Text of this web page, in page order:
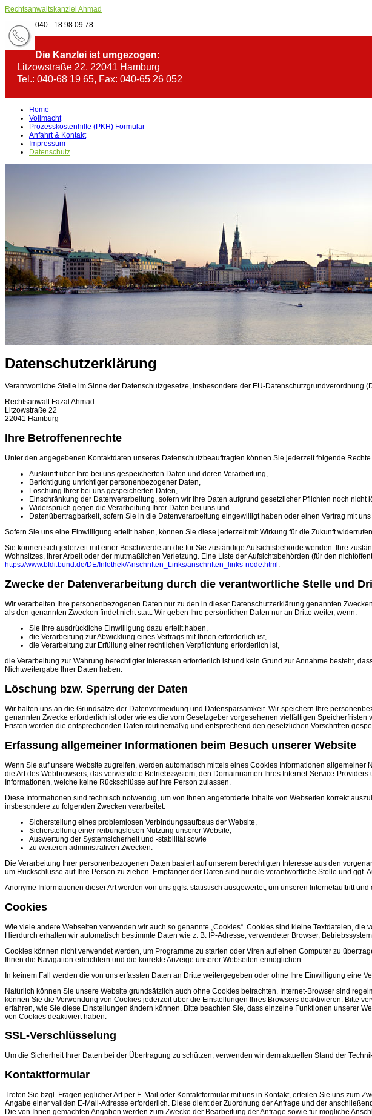
Rechtsanwaltskanzlei Ahmad
040 - 18 98 09 78
Die Kanzlei ist umgezogen:
Litzowstraße 22, 22041 Hamburg
Tel.: 040-68 19 65, Fax: 040-65 26 052
Home
Vollmacht
Prozesskostenhilfe (PKH) Formular
Anfahrt & Kontakt
Impressum
Datenschutz
Datenschutzerklärung
Verantwortliche Stelle im Sinne der Datenschutzgesetze, insbesondere der EU-Datenschutzgrundverordnung
Rechtsanwalt Fazal Ahmad
Litzowstraße 22
22041 Hamburg
Ihre Betroffenenrechte
Unter den angegebenen Kontaktdaten unseres Datenschutzbeauftragten können Sie jederzeit folgende
Auskunft über Ihre bei uns gespeicherten Daten und deren Verarbeitung,
Berichtigung unrichtiger personenbezogener Daten,
Löschung Ihrer bei uns gespeicherten Daten,
Einschränkung der Datenverarbeitung, sofern wir Ihre Daten aufgrund gesetzlicher Pflichten noch nicht
Widerspruch gegen die Verarbeitung Ihrer Daten bei uns und
Datenübertragbarkeit, sofern Sie in die Datenverarbeitung eingewilligt haben oder einen Vertrag mit
Sofern Sie uns eine Einwilligung erteilt haben, können Sie diese jederzeit mit Wirkung für die Zukunft
Sie können sich jederzeit mit einer Beschwerde an die für Sie zuständige Aufsichtsbehörde wenden. Ihre
Wohnsitzes, Ihrer Arbeit oder der mutmaßlichen Verletzung. Eine Liste der Aufsichtsbehörden (für den
https://www.bfdi.bund.de/DE/Infothek/Anschriften_Links/anschriften_links-node.html .
Zwecke der Datenverarbeitung durch die verantwortliche Stelle und
Wir verarbeiten Ihre personenbezogenen Daten nur zu den in dieser Datenschutzerklärung genannten
als den genannten Zwecken findet nicht statt. Wir geben Ihre persönlichen Daten nur an Dritte weiter, wenn:
Sie Ihre ausdrückliche Einwilligung dazu erteilt haben,
die Verarbeitung zur Abwicklung eines Vertrags mit Ihnen erforderlich ist,
die Verarbeitung zur Erfüllung einer rechtlichen Verpflichtung erforderlich ist,
die Verarbeitung zur Wahrung berechtigter Interessen erforderlich ist und kein Grund zur Annahme besteht,
Nichtweitergabe Ihrer Daten haben.
Löschung bzw. Sperrung der Daten
Wir halten uns an die Grundsätze der Datenvermeidung und Datensparsamkeit. Wir speichern Ihre
genannten Zwecke erforderlich ist oder wie es die vom Gesetzgeber vorgesehenen vielfältigen
Fristen werden die entsprechenden Daten routinemäßig und entsprechend den gesetzlichen Vorschriften
Erfassung allgemeiner Informationen beim Besuch unserer Website
Wenn Sie auf unsere Website zugreifen, werden automatisch mittels eines Cookies Informationen allgemeiner
die Art des Webbrowsers, das verwendete Betriebssystem, den Domainnamen Ihres Internet-Service-
Informationen, welche keine Rückschlüsse auf Ihre Person zulassen.
Diese Informationen sind technisch notwendig, um von Ihnen angeforderte Inhalte von Webseiten korrekt
insbesondere zu folgenden Zwecken verarbeitet:
Sicherstellung eines problemlosen Verbindungsaufbaus der Website,
Sicherstellung einer reibungslosen Nutzung unserer Website,
Auswertung der Systemsicherheit und -stabilität sowie
zu weiteren administrativen Zwecken.
Die Verarbeitung Ihrer personenbezogenen Daten basiert auf unserem berechtigten Interesse aus den
um Rückschlüsse auf Ihre Person zu ziehen. Empfänger der Daten sind nur die verantwortliche Stelle und ggf.
Anonyme Informationen dieser Art werden von uns ggfs. statistisch ausgewertet, um unseren Internetauftritt
Cookies
Wie viele andere Webseiten verwenden wir auch so genannte „Cookies“. Cookies sind kleine Textdateien, die
Hierdurch erhalten wir automatisch bestimmte Daten wie z. B. IP-Adresse, verwendeter Browser,
Cookies können nicht verwendet werden, um Programme zu starten oder Viren auf einen Computer zu
Ihnen die Navigation erleichtern und die korrekte Anzeige unserer Webseiten ermöglichen.
In keinem Fall werden die von uns erfassten Daten an Dritte weitergegeben oder ohne Ihre Einwilligung eine
Natürlich können Sie unsere Website grundsätzlich auch ohne Cookies betrachten. Internet-Browser sind
können Sie die Verwendung von Cookies jederzeit über die Einstellungen Ihres Browsers deaktivieren. Bitte
erfahren, wie Sie diese Einstellungen ändern können. Bitte beachten Sie, dass einzelne Funktionen unserer
von Cookies deaktiviert haben.
SSL-Verschlüsselung
Um die Sicherheit Ihrer Daten bei der Übertragung zu schützen, verwenden wir dem aktuellen Stand der
Kontaktformular
Treten Sie bzgl. Fragen jeglicher Art per E-Mail oder Kontaktformular mit uns in Kontakt, erteilen Sie uns zum
Angabe einer validen E-Mail-Adresse erforderlich. Diese dient der Zuordnung der Anfrage und der
Die von Ihnen gemachten Angaben werden zum Zwecke der Bearbeitung der Anfrage sowie für mögliche